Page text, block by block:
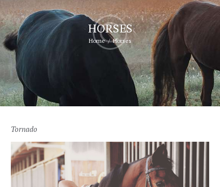
HORSES
Home Horses
Tornado